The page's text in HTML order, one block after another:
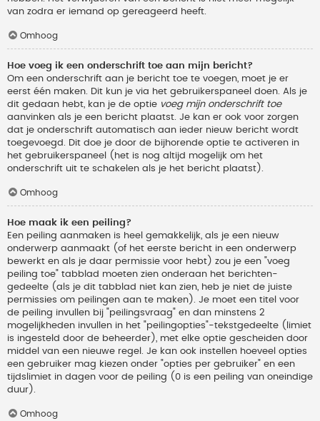
van zodra er iemand op gereageerd heeft.
Omhoog
Hoe voeg ik een onderschrift toe aan mijn bericht?
Om een onderschrift aan je bericht toe te voegen, moet je er
eerst één maken. Dit kun je via het gebruikerspaneel doen. Als je
dit gedaan hebt, kan je de optie voeg mijn onderschrift toe
aanvinken als je een bericht plaatst. Je kan er ook voor zorgen
dat je onderschrift automatisch aan ieder nieuw bericht wordt
toegevoegd. Dit doe je door de bijhorende optie te activeren in
het gebruikerspaneel (het is nog altijd mogelijk om het
onderschrift uit te schakelen als je het bericht plaatst).
Omhoog
Hoe maak ik een peiling?
Een peiling aanmaken is heel gemakkelijk, als je een nieuw
onderwerp aanmaakt (of het eerste bericht in een onderwerp
bewerkt en als je daar permissie voor hebt) zou je een "voeg
peiling toe" tabblad moeten zien onderaan het berichten-
gedeelte (als je dit tabblad niet kan zien, heb je niet de juiste
permissies om peilingen aan te maken). Je moet een titel voor
de peiling invullen bij "peilingsvraag" en dan minstens 2
mogelijkheden invullen in het "peilingopties"-tekstgedeelte (limiet
is ingesteld door de beheerder), met elke optie gescheiden door
middel van een nieuwe regel. Je kan ook instellen hoeveel opties
een gebruiker mag kiezen onder "opties per gebruiker" en een
tijdslimiet in dagen voor de peiling (0 is een peiling van oneindige
duur).
Omhoog